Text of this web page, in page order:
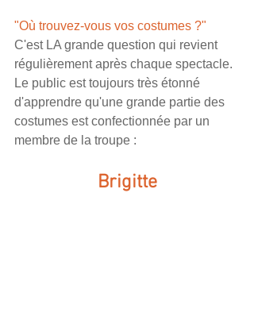
"Où trouvez-vous vos costumes ?"
C'est LA grande question qui revient
régulièrement après chaque spectacle.
Le public est toujours très étonné
d'apprendre qu'une grande partie des
costumes est confectionnée par un
membre de la troupe :
Brigitte